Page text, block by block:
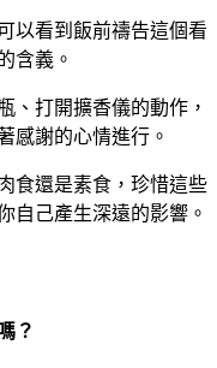
以看到飯前禱告這個看
含義。
、打開擴香儀的動作，
感謝的心情進行。
食還是素食，珍惜這些
自己產生深遠的影響。
？